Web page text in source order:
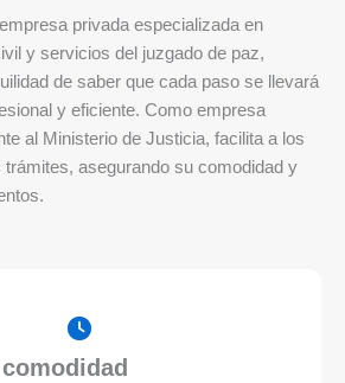
privada especializada en
y servicios del juzgado de paz,
de saber que cada paso se llevará
y eficiente. Como empresa
al Ministerio de Justicia, facilita a los
asegurando su comodidad y